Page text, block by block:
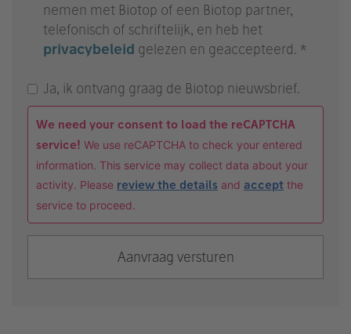
nemen met Biotop of een Biotop partner,
telefonisch of schriftelijk, en heb het
privacybeleid gelezen en geaccepteerd. *
Ja, ik ontvang graag de Biotop nieuwsbrief.
We need your consent to load the reCAPTCHA
service! We use reCAPTCHA to check your entered
information. This service may collect data about your
activity. Please review the details and accept the
service to proceed.
Aanvraag versturen